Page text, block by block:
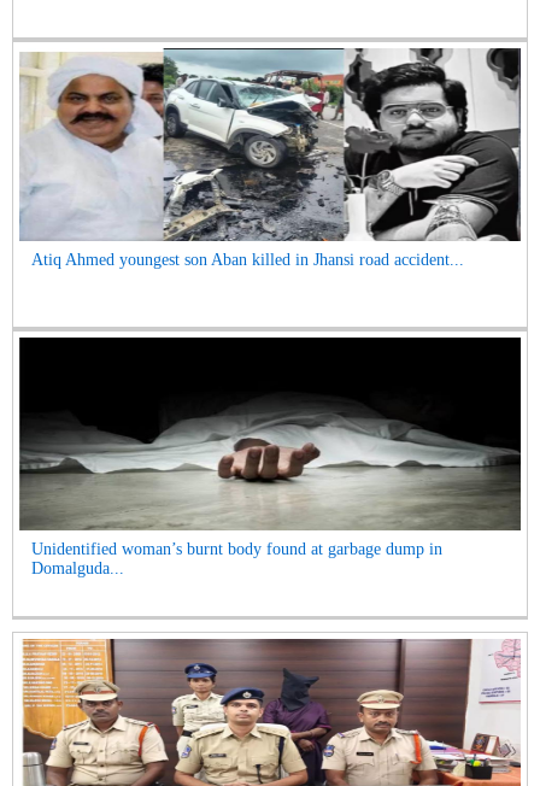
Atiq Ahmed youngest son Aban killed in Jhansi road accident...
Unidentified woman’s burnt body found at garbage dump in
Domalguda...